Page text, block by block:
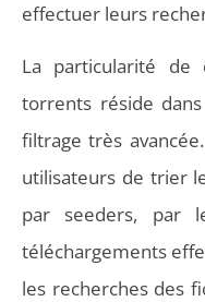
effectuer leurs
La particularité
torrents réside
filtrage très
utilisateurs de trier
par seeders, par
téléchargements
les recherches des